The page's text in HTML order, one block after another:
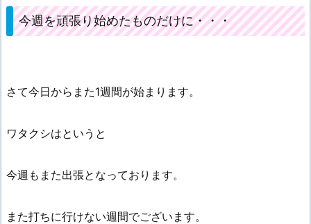
今週を頑張り始めたものだけに・・・
さて今日からまた1週間が始まります。
ワタクシはというと
今週もまた出張となっております。
また打ちに行けない週間でございます。